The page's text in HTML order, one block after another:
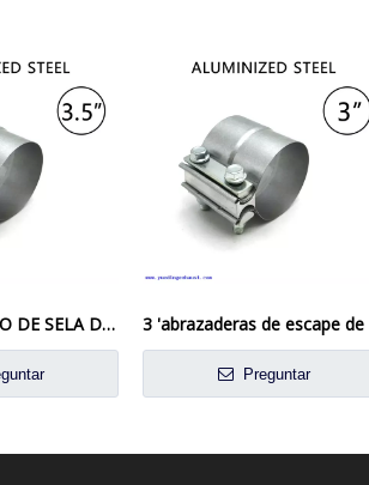
3 1/2 '3.5 ' SELLO DE SELA DE SELLO DE ESCARA
Preguntar